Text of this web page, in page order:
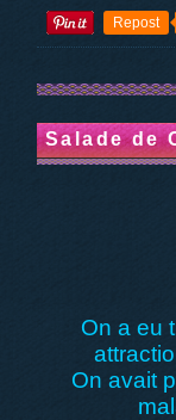
Repost
Salade de
On a eu
On avait